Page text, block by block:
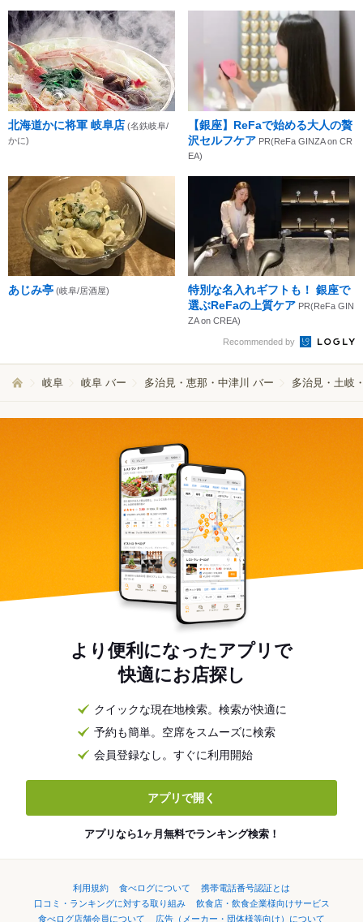
北海道かに将軍 岐阜店 (名鉄岐阜/
かに)
【銀座】ReFaで始める大人の贅
沢セルフケア PR(ReFa GINZA on CR
EA)
あじみ亭 (岐阜/居酒屋)
特別な名入れギフトも！ 銀座で
選ぶReFaの上質ケア PR(ReFa GIN
ZA on CREA)
Recommended by
岐阜 岐阜 バー 多治見・恵那・中津川 バー 多治見・土岐
より便利になったアプリで
快適にお店探し
クイックな現在地検索。検索が快適に
予約も簡単。空席をスムーズに検索
会員登録なし。すぐに利用開始
アプリで開く
アプリなら1ヶ月無料でランキング検索！
利用規約 食べログについて
携帯電話番号認証とは
口コミ・ランキングに対する取り組み
飲食店・飲食企業様向けサービス
食べログ店舗会員について
広告（メーカー・団体様等向け）について